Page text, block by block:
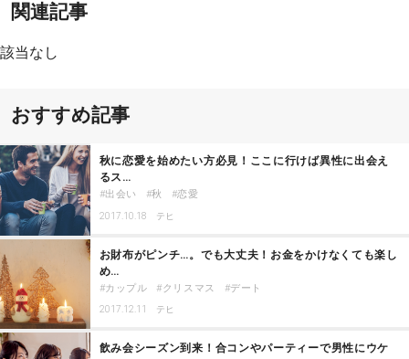
関連記事
該当なし
おすすめ記事
秋に恋愛を始めたい方必見！ここに行けば異性に出会え
るス…
出会い 秋 恋愛
2017.10.18 テヒ
お財布がピンチ…。でも大丈夫！お金をかけなくても楽し
め…
カップル クリスマス デート
2017.12.11 テヒ
飲み会シーズン到来！合コンやパーティーで男性にウケ